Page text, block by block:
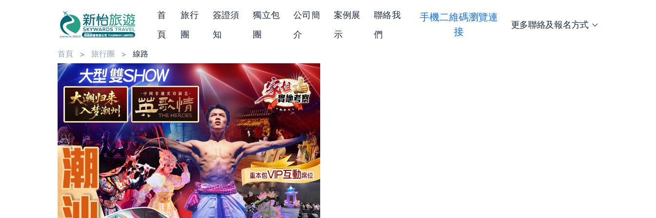
首
頁
旅行
團
簽證須
知
獨立包
團
公司簡
介
案例展
示
聯絡我
們
手機二維碼瀏覽連
接
更多聯絡及報名方式
首頁 旅行團 線路